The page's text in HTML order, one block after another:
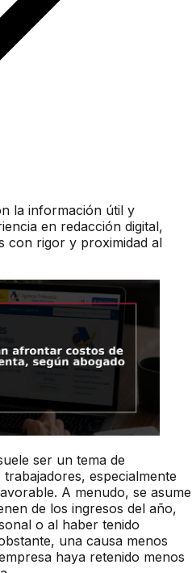
la información útil y
en redacción digital,
con rigor y proximidad al
ser un tema de
especialmente
A menudo, se asume
de los ingresos del año,
o al haber tenido
una causa menos
haya retenido menos